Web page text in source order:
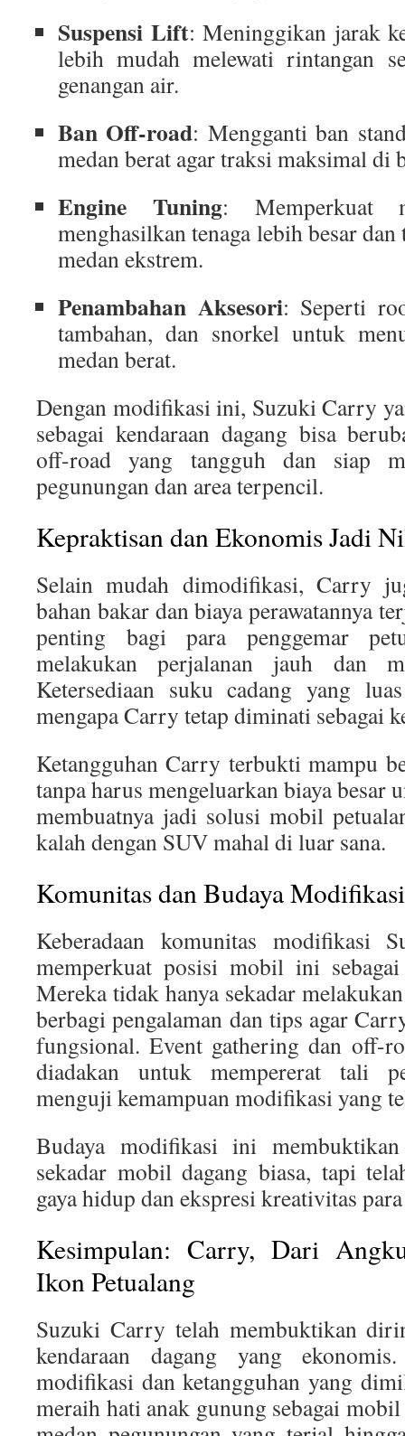
Suspensi Lift: Meninggikan jarak
lebih mudah melewati rintangan
genangan air.
Ban Off-road: Mengganti ban
medan berat agar traksi maksimal di
Engine Tuning: Memperkuat
menghasilkan tenaga lebih besar
medan ekstrem.
Penambahan Aksesori: Seperti
tambahan, dan snorkel untuk
medan berat.
Dengan modifikasi ini, Suzuki Carry
sebagai kendaraan dagang bisa
off-road yang tangguh dan siap
pegunungan dan area terpencil.
Kepraktisan dan Ekonomis Jadi
Selain mudah dimodifikasi, Carry
bahan bakar dan biaya perawatannya
penting bagi para penggemar
melakukan perjalanan jauh dan
Ketersediaan suku cadang yang
mengapa Carry tetap diminati sebagai
Ketangguhan Carry terbukti mampu
tanpa harus mengeluarkan biaya besar
membuatnya jadi solusi mobil
kalah dengan SUV mahal di luar sana.
Komunitas dan Budaya
Keberadaan komunitas modifikasi
memperkuat posisi mobil ini
Mereka tidak hanya sekadar
berbagi pengalaman dan tips agar
fungsional. Event gathering dan off-
diadakan untuk mempererat tali
menguji kemampuan modifikasi yang
Budaya modifikasi ini
sekadar mobil dagang biasa, tapi
gaya hidup dan ekspresi kreativitas
Kesimpulan: Carry, Dari
Ikon Petualang
Suzuki Carry telah membuktikan
kendaraan dagang yang
modifikasi dan ketangguhan yang
meraih hati anak gunung sebagai